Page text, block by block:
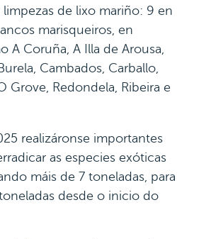
limpezas de lixo mariño: 9 en
marisqueiros, en
A Coruña, A Illa de Arousa,
Cambados, Carballo,
Grove, Redondela, Ribeira e
realizáronse importantes
as especies exóticas
máis de 7 toneladas, para
desde o inicio do